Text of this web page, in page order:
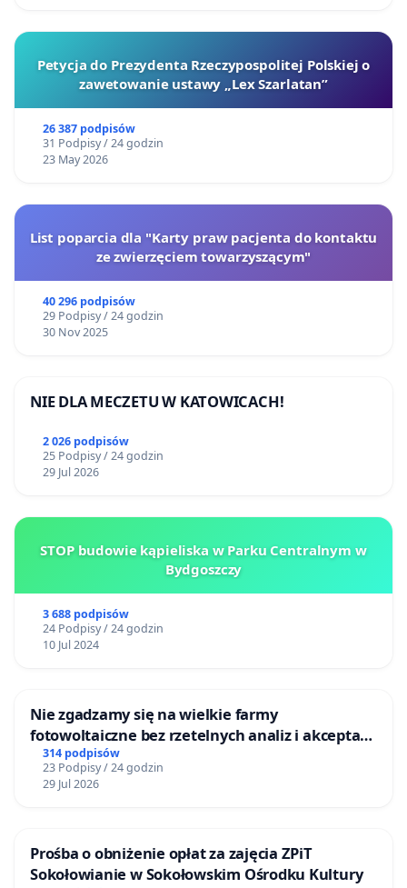
Petycja do Prezydenta Rzeczypospolitej Polskiej o
zawetowanie ustawy „Lex Szarlatan”
26 387 podpisów
31 Podpisy / 24 godzin
23 May 2026
List poparcia dla "Karty praw pacjenta do kontaktu
ze zwierzęciem towarzyszącym"
40 296 podpisów
29 Podpisy / 24 godzin
30 Nov 2025
NIE DLA MECZETU W KATOWICACH!
2 026 podpisów
25 Podpisy / 24 godzin
29 Jul 2026
STOP budowie kąpieliska w Parku Centralnym w
Bydgoszczy
3 688 podpisów
24 Podpisy / 24 godzin
10 Jul 2024
Nie zgadzamy się na wielkie farmy
fotowoltaiczne bez rzetelnych analiz i akceptacji
mieszkańców
314 podpisów
23 Podpisy / 24 godzin
29 Jul 2026
Prośba o obniżenie opłat za zajęcia ZPiT
Sokołowianie w Sokołowskim Ośrodku Kultury